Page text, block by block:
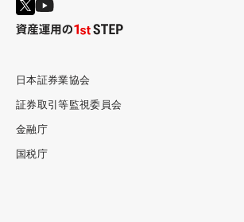
日本証券業協会
証券取引等監視委員会
金融庁
国税庁